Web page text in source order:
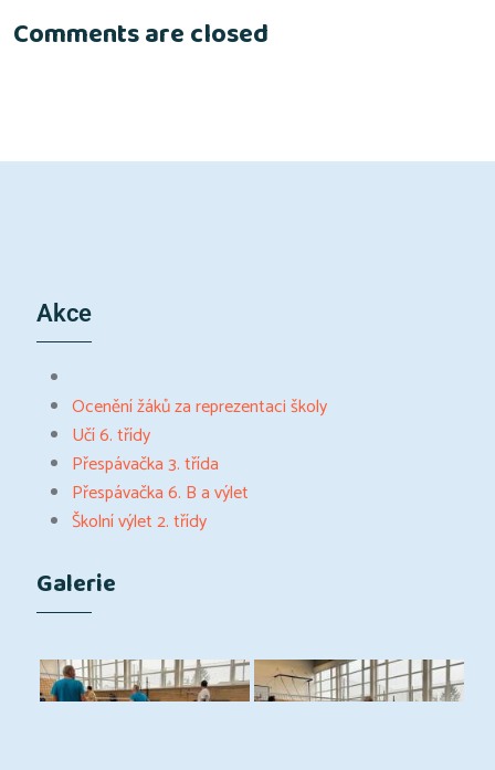
Comments are closed
Akce
Ocenění žáků za reprezentaci školy
Učí 6. třídy
Přespávačka 3. třída
Přespávačka 6. B a výlet
Školní výlet 2. třídy
Galerie